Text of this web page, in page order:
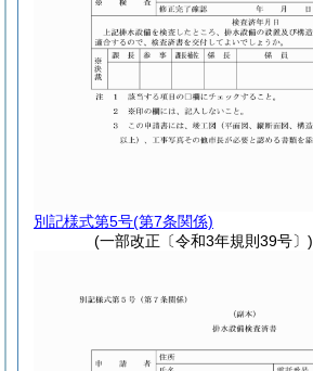
別記様式第5号(第7条関係)
(一部改正〔令和3年規則39号〕)